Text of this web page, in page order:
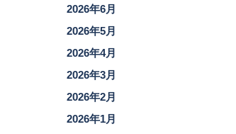
2026年6月
2026年5月
2026年4月
2026年3月
2026年2月
2026年1月